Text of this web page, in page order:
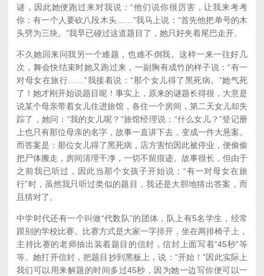
谜，因此她便跑过来对我说：“他们说你很厉害，让我来考考
你：有一个人要砍八段木头……”我马上说：“首先他把单号的木
头劈为三块。”我早已碰过这道题目了，她只好夹着尾巴走开。
不久她回来问我另一个难题，也难不倒我。这样一来一往好几
次，舞会快结束时她又跑过来，一副胸有成竹的样子说：“有一
对母女在旅行……”我接着说：“那个女儿得了黑死病。”她气死
了！她才刚开始说题目呢！事实上，原来的谜题长得很，大意是
说某个母亲带着女儿住进旅馆，各住一个房间，第二天女儿却失
踪了，她问：“我的女儿呢？”旅馆经理说：“什么女儿？”登记册
上也只有那位母亲的名字，故事一直讲下去，变成一件大悬案。
而答案是：那位女儿得了黑死病，店方害怕因此被停业，便偷偷
把尸体搬走，房间清理干净，一切不留痕迹。故事很长，但由于
之前我已听过，因此当那个女孩子开始说：“有一对母女在旅
行”时，虽然我只听过类似的题目，我还是大胆地猜出答案，而
且猜对了。
中学时代还有一个叫做“代数队”的团体，队上有5名学生，经常
跟别的学校比赛。比赛方式是大家一字排开，坐在两排椅子上，
主持比赛的老师抽出装着题目的信封，信封上面写着“45秒”等
等。她打开信封，把题目抄到黑板上，说：“开始！”因此实际上
我们可以用来解题的时间多过45秒，因为她一边写你便可以一